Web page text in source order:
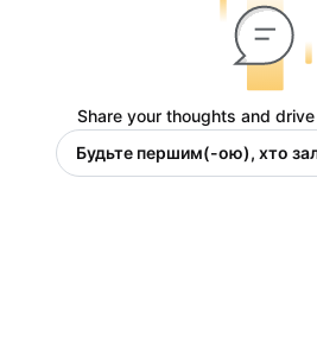
Share your thoughts and
Будьте першим(-ою), хто